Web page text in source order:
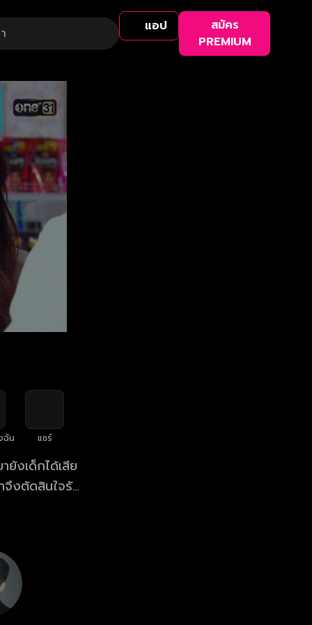
แอป
สมัคร
PREMIUM
ฉัน แชร์
งเด็กได้เสีย
จึงตัดสินใจรับ